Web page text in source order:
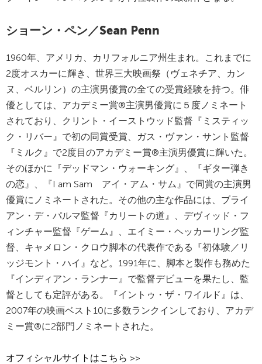
ショーン・ペン／Sean Penn
1960年、アメリカ、カリフォルニア州生まれ。これまでに
2度オスカーに輝き、世界三大映画祭（ヴェネチア、カン
ヌ、ベルリン）の主演男優賞の全ての受賞経験を持つ。俳
優としては、アカデミー賞®主演男優賞に５度ノミネート
されており、クリント・イーストウッド監督『ミスティッ
ク・リバー』で初の同賞受賞、ガス・ヴァン・サント監督
『ミルク』で2度目のアカデミー賞®主演男優賞に輝いた。
そのほかに『デッドマン・ウォーキング』、『ギター弾き
の恋』、『I am Sam アイ・アム・サム』で同賞の主演男
優賞にノミネートされた。その他の主な作品には、ブライ
アン・デ・パルマ監督『カリートの道』、デヴィッド・フ
ィンチャー監督『ゲーム』、エイミー・ヘッカーリング監
督、キャメロン・クロウ脚本の代表作である『初体験／リ
ッジモント・ハイ』など。1991年に、脚本と製作も務めた
『インディアン・ランナー』で監督デビューを果たし、監
督としても定評がある。『イントゥ・ザ・ワイルド』は、
2007年の映画ベスト10に多数ランクインしており、アカデ
ミー賞®に2部門ノミネートされた。
オフィシャルサイトはこちら >>